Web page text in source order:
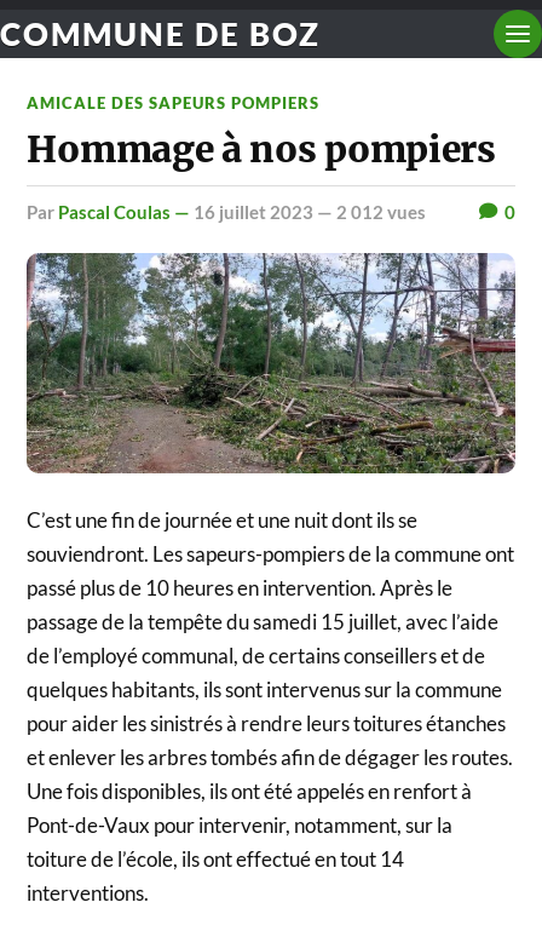
COMMUNE DE BOZ
AMICALE DES SAPEURS POMPIERS
Hommage à nos pompiers
par Pascal Coulas — 16 juillet 2023 — 2 012 vues 0
C’est une fin de journée et une nuit dont ils se
souviendront. Les sapeurs-pompiers de la commune ont
passé plus de 10 heures en intervention. Après le
passage de la tempête du samedi 15 juillet, avec l’aide
de l’employé communal, de certains conseillers et de
quelques habitants, ils sont intervenus sur la commune
pour aider les sinistrés à rendre leurs toitures étanches
et enlever les arbres tombés afin de dégager les routes.
Une fois disponibles, ils ont été appelés en renfort à
Pont-de-Vaux pour intervenir, notamment, sur la
toiture de l’école, ils ont effectué en tout 14
interventions.